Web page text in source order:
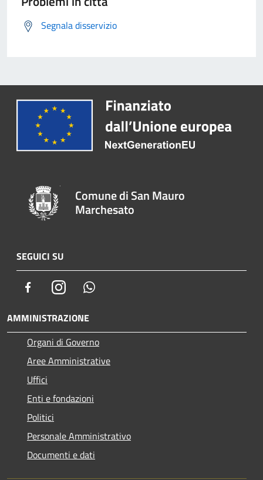
Segnala disservizio
Comune di San Mauro
Marchesato
SEGUICI SU
FacebookInstagram
AMMINISTRAZIONE
Organi di Governo
Aree Amministrative
Uffici
Enti e fondazioni
Politici
Personale Amministrativo
Documenti e dati